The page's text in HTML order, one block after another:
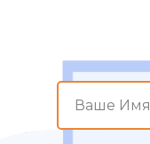
Ваше Имя